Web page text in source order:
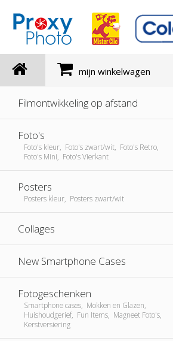
mijn winkelwagen
Filmontwikkeling op afstand
Foto's
Foto's kleur, Foto's zwart/wit, Foto's Retro,
Foto's Mini, Foto's Vierkant
Posters
Posters kleur, Posters zwart/wit
Collages
New Smartphone Cases
Fotogeschenken
Smartphone cases, Mokken en Glazen,
Huishoudgerief, Fun Items, Magneet Foto's,
Kerstversiering